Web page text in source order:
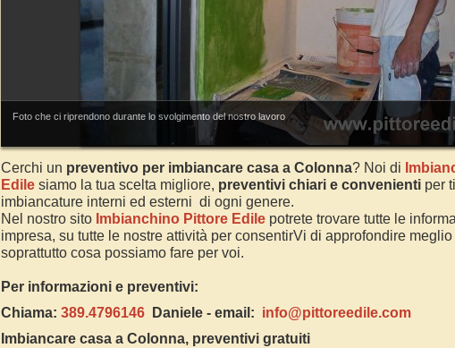
Foto che ci riprendono durante lo svolgimento del nostro lavoro
Cerchi un preventivo per imbiancare casa a Colonna? Noi di
Edile siamo la tua scelta migliore, preventivi chiari e convenienti per
imbiancature interni ed esterni di ogni genere.
Nel nostro sito Imbianchino Pittore Edile potrete trovare tutte le
impresa, su tutte le nostre attività per consentirVi di approfondire
soprattutto cosa possiamo fare per voi.
Per informazioni e preventivi:
Chiama: 389.4796146 Daniele - email: info@pittoreedile.com
Imbiancare casa a Colonna, preventivi gratuiti